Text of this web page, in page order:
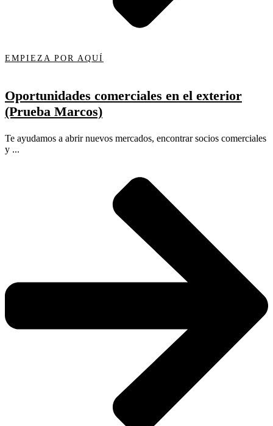
EMPIEZA POR AQUÍ
Oportunidades comerciales en el exterior
(Prueba Marcos)
Te ayudamos a abrir nuevos mercados, encontrar socios comerciales
y ...